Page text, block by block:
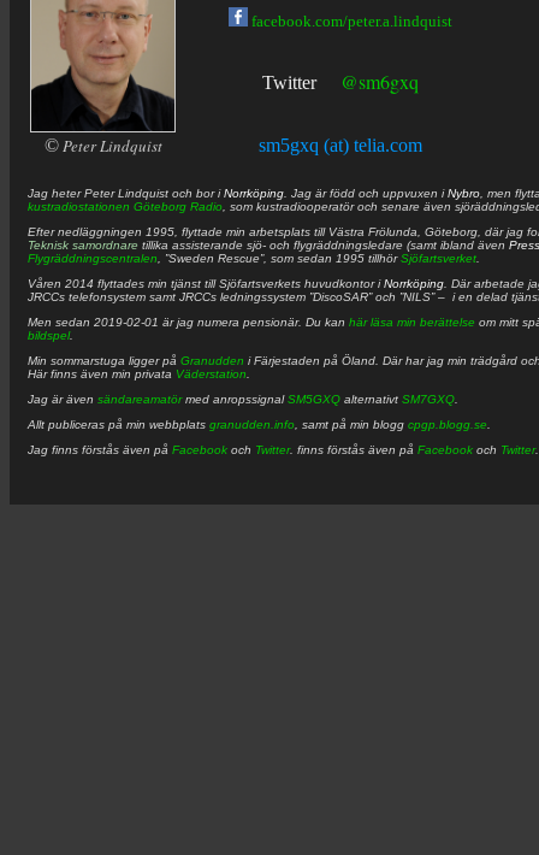
© Peter Lindquist
facebook.com/peter.a.lindquist
Twitter @sm6gxq
sm5gxq (at) telia.com
Jag heterPeter Lindquist och bor iNorrköping . Jag är född och uppvuxen iNybro , men
kustradiostationen Göteborg Radio , som kustradiooperatör och senare även
Efter nedläggningen 1995, flyttade min arbetsplats till Västra Frölunda, Göteborg, där jag
Teknisk samordnare tillika assisterande sjö- och flygräddningsledare (samt ibland även
Flygräddningscentralen , ”Sweden Rescue”, som sedan 1995 tillhörSjöfartsverket
Våren 2014 flyttades min tjänst till Sjöfartsverkets huvudkontor iNorrköping . Där arbetade
JRCCs telefonsystem samt JRCCs ledningssystem ”DiscoSAR” och ”NILS” – i en delad
Men sedan 2019-02-01 är jag numera pensionär. Du kan här läsa min berättelse om mitt
bildspel.
Min sommarstuga ligger på Granudden i Färjestaden på Öland. Där har jag min trädgård
Här finns även min privata Väderstation
Jag är även sändareamatörmed anropssignalSM5GXQ alternativt SM7GXQ
Allt publiceras på min webbplats granudden.info , samt på min blogg cpgp.blogg.se
Jag finns förstås även på Facebook och Twitter. finns förstås även på Facebook och Twitter.